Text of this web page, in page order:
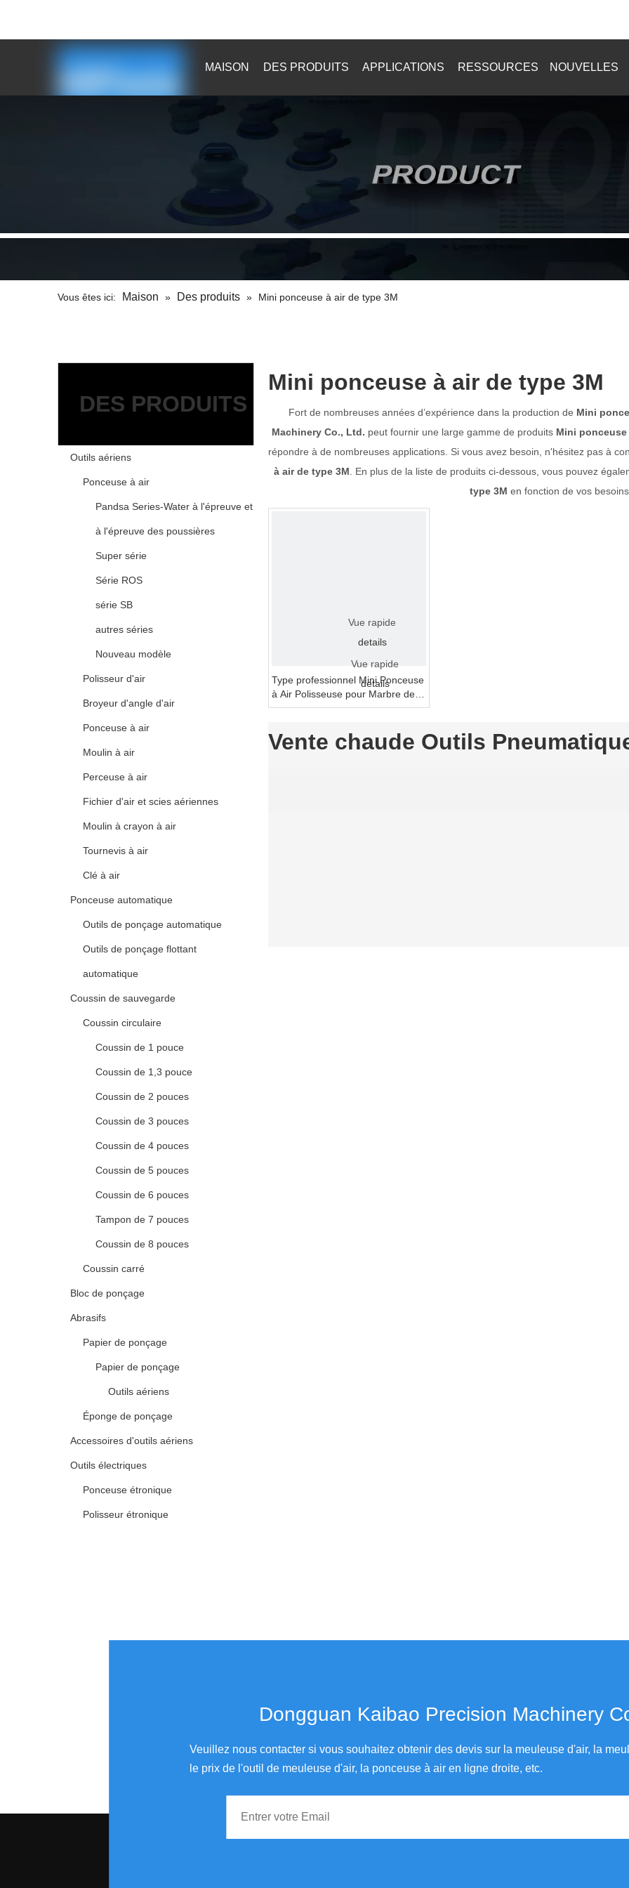
MAISON DES PRODUITS APPLICATIONS RESSOURCES NOUVELLES
Vous êtes ici: Maison » Des produits » Mini ponceuse à air de type 3M
DES PRODUITS
Outils aériens
Ponceuse à air
Pandsa Series-Water à l'épreuve et
à l'épreuve des poussières
Super série
Série ROS
série SB
autres séries
Nouveau modèle
Polisseur d'air
Broyeur d'angle d'air
Ponceuse à air
Moulin à air
Perceuse à air
Fichier d'air et scies aériennes
Moulin à crayon à air
Tournevis à air
Clé à air
Ponceuse automatique
Outils de ponçage automatique
Outils de ponçage flottant
automatique
Coussin de sauvegarde
Coussin circulaire
Coussin de 1 pouce
Coussin de 1,3 pouce
Coussin de 2 pouces
Coussin de 3 pouces
Coussin de 4 pouces
Coussin de 5 pouces
Coussin de 6 pouces
Tampon de 7 pouces
Coussin de 8 pouces
Coussin carré
Bloc de ponçage
Abrasifs
Papier de ponçage
Papier de ponçage
Outils aériens
Éponge de ponçage
Accessoires d'outils aériens
Outils électriques
Ponceuse étronique
Polisseur étronique
Mini ponceuse à air de type 3M
Fort de nombreuses années d’expérience dans la production de Mini
Machinery Co., Ltd. peut fournir une large gamme de produits Mini ponceuse
répondre à de nombreuses applications. Si vous avez besoin, n'hésitez pas à
à air de type 3M . En plus de la liste de produits ci-dessous, vous pouvez
type 3M en fonction de vos
Vue rapide
details
Vue rapide
details
Type professionnel Mini Ponceuse
à Air Polisseuse pour Marbre de
Voiture
Vente chaude Outils
Dongguan Kaibao Precision Machinery
Veuillez nous contacter si vous souhaitez obtenir des devis sur la meuleuse d'air, la
le prix de l'outil de meuleuse d'air, la ponceuse à air en ligne droite, etc.